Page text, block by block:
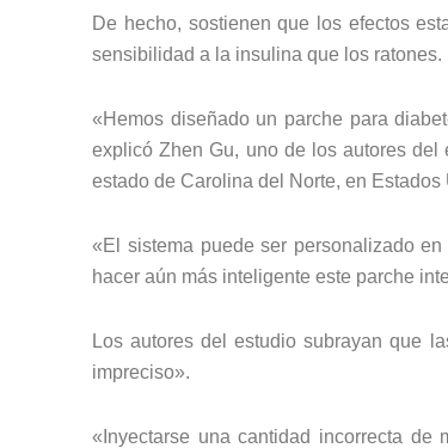
De hecho, sostienen que los efectos
sensibilidad a la insulina que los ratones.
«Hemos diseñado un parche para
explicó Zhen Gu, uno de los autores
estado de Carolina del Norte, en Estados
«El sistema puede ser personalizado
hacer aún más inteligente este parche
Los autores del estudio subrayan que
impreciso».
«Inyectarse una cantidad incorrecta de